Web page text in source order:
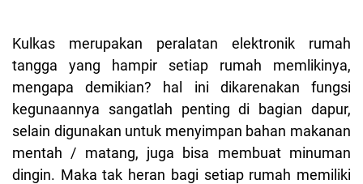
Kulkas merupakan peralatan elektronik rumah
tangga yang hampir setiap rumah memlikinya,
mengapa demikian? hal ini dikarenakan fungsi
kegunaannya sangatlah penting di bagian dapur,
selain digunakan untuk menyimpan bahan makanan
mentah / matang, juga bisa membuat minuman
dingin. Maka tak heran bagi setiap rumah memiliki